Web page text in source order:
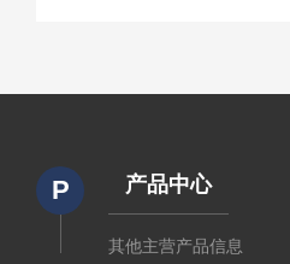
P 产品中心
其他主营产品信息